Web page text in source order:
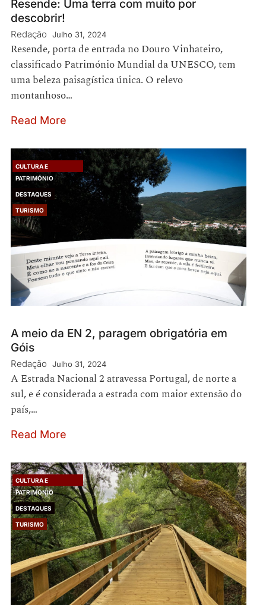
Resende: Uma terra com muito por
descobrir!
Redação Julho 31, 2024
Resende, porta de entrada no Douro Vinhateiro,
classificado Património Mundial da UNESCO, tem
uma beleza paisagística única. O relevo
montanhoso…
Read More
CULTURA E
PATRIMÓNIO
DESTAQUES
TURISMO
A meio da EN 2, paragem obrigatória em
Góis
Redação Julho 31, 2024
A Estrada Nacional 2 atravessa Portugal, de norte a
sul, e é considerada a estrada com maior extensão do
país,…
Read More
CULTURA E
PATRIMÓNIO
DESTAQUES
TURISMO